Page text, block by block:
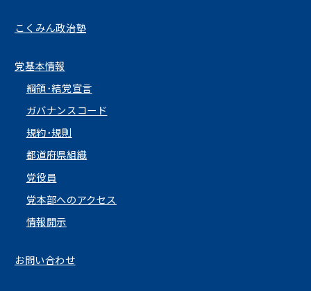
こくみん政治塾
党基本情報
綱領･結党宣言
ガバナンスコード
規約･規則
都道府県組織
党役員
党本部へのアクセス
情報開示
お問い合わせ